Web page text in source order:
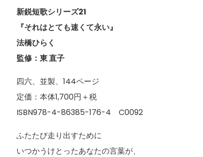
新鋭短歌シリーズ21
『それはとても速くて永い』
法橋ひらく
監修：東 直子
四六、並製、144ページ
定価：本体1,700円＋税
ISBN978-4-86385-176-4 C0092
ふたたび走り出すために
いつかうけとったあなたの言葉が、